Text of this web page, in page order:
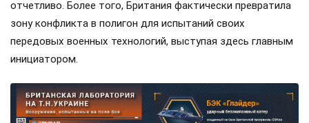
отчетливо. Более того, Британия фактически превратила
зону конфликта в полигон для испытаний своих
передовых военных технологий, выступая здесь главным
инициатором.